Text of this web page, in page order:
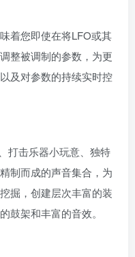
着您即使在将LFO或其
整被调制的参数，为更
及对参数的持续实时控
打击乐器小玩意、独特
制而成的声音集合，为
掘，创建层次丰富的装
鼓架和丰富的音效。